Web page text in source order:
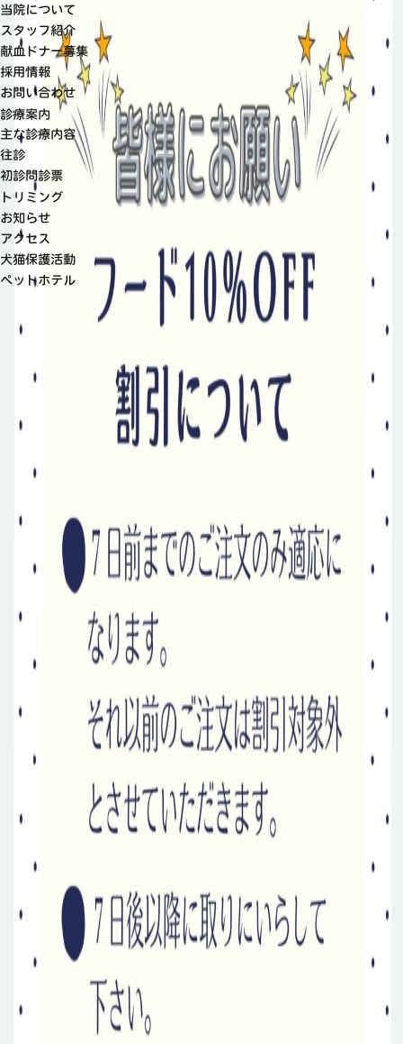
当院について
スタッフ紹介
献血ドナー募集
採用情報
お問い合わせ
診療案内
主な診療内容
往診
初診問診票
トリミング
お知らせ
アクセス
犬猫保護活動
ペットホテル